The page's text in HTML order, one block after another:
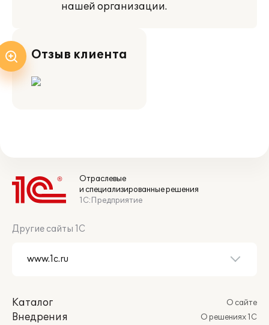
нашей организации.
Отзыв клиента
Отраслевые
и специализированные решения
1С:Предприятие
Другие сайты 1С
Каталог
Внедрения
О сайте
О решениях 1С